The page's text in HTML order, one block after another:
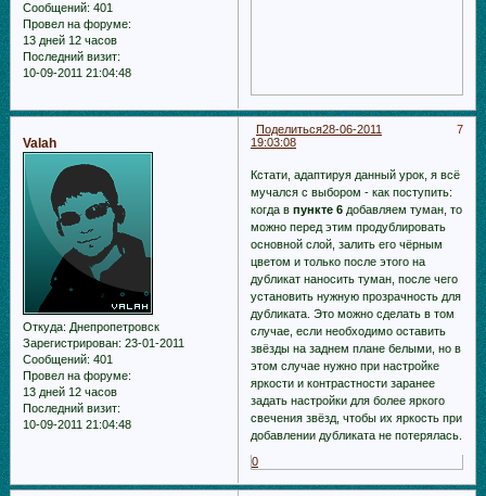
Сообщений: 401
Провел на форуме:
13 дней 12 часов
Последний визит:
10-09-2011 21:04:48
Поделиться 7
28-06-2011
19:03:08
Valah
Откуда: Днепропетровск
Зарегистрирован: 23-01-2011
Сообщений: 401
Провел на форуме:
13 дней 12 часов
Последний визит:
10-09-2011 21:04:48
Кстати, адаптируя данный урок, я всё
мучался с выбором - как поступить:
когда в пункте 6добавляем туман, то
можно перед этим продублировать
основной слой, залить его чёрным
цветом и только после этого на
дубликат наносить туман, после чего
установить нужную прозрачность для
дубликата. Это можно сделать в том
случае, если необходимо оставить
звёзды на заднем плане белыми, но в
этом случае нужно при настройке
яркости и контрастности заранее
задать настройки для более яркого
свечения звёзд, чтобы их яркость при
добавлении дубликата не потерялась.
0